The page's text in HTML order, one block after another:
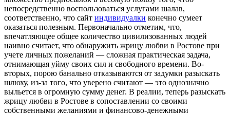
непосредственно воспользоваться услугами шалав,
соответственно, что сайт индивидуалки конечно сумеет
оказаться полезным. Первоначально отметим, что,
впечатляющее общее количество цивилизованных людей
наивно считает, что обнаружить жрицу любви в Ростове при
учете личных пожеланий — сложная практическая задача,
отнимающая уйму своих сил и свободного времени. Во-
вторых, порою банально отказываются от задумки разыскать
шлюху, из-за того, что уверено считают — это однозначно
выльется в огромную сумму денег. В реалии, теперь разыскать
жрицу любви в Ростове в сопоставлении со своими
собственными желаниями и финансово-денежными